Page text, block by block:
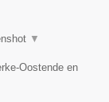
▼
Oostende en